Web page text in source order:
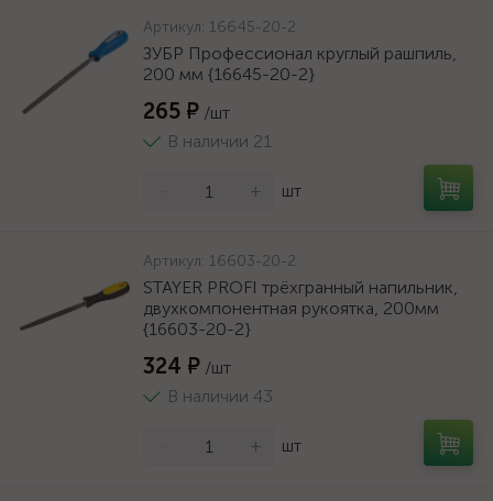
Артикул: 16645-20-2
ЗУБР Профессионал круглый рашпиль,
200 мм {16645-20-2}
265 ₽ /шт
В наличии 21
+ шт
Артикул: 16603-20-2
STAYER PROFI трёхгранный напильник,
двухкомпонентная рукоятка, 200мм
{16603-20-2}
324 ₽ /шт
В наличии 43
+ шт